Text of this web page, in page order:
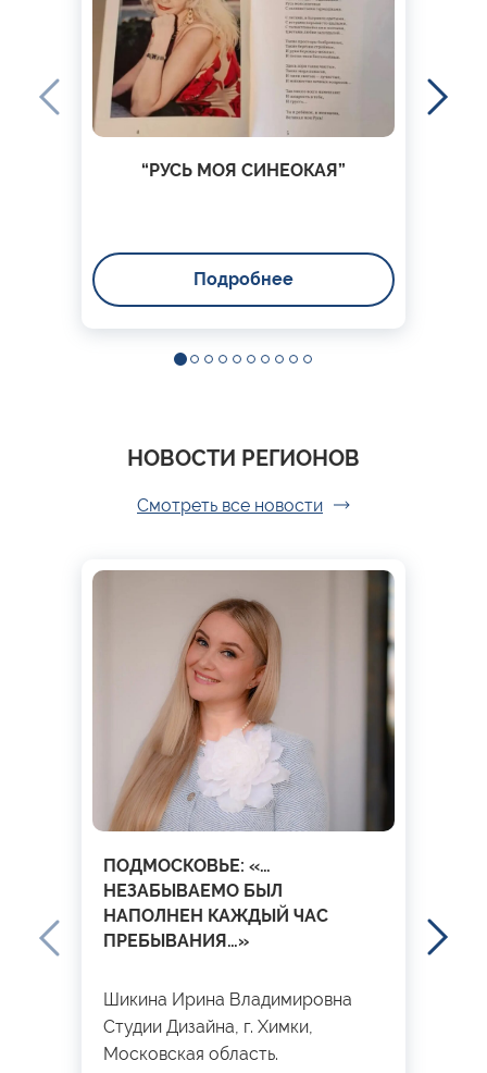
“РУСЬ МОЯ СИНЕОКАЯ”
Подробнее
НОВОСТИ РЕГИОНОВ
Смотреть все новости
ПОДМОСКОВЬЕ: «…
НЕЗАБЫВАЕМО БЫЛ
НАПОЛНЕН КАЖДЫЙ ЧАС
ПРЕБЫВАНИЯ…»
Шикина Ирина Владимировна
Студии Дизайна, г. Химки,
Московская область.